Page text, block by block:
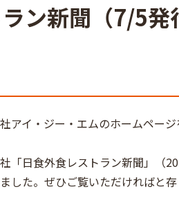
ン新聞（7/5
アイ・ジー・エムのホームペー
「日食外食レストラン新聞」（
した。ぜひご覧いただければと存